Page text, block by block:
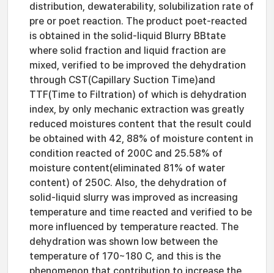
distribution, dewaterability, solubilization rate of
pre or poet reaction. The product poet-reacted
is obtained in the solid-liquid Blurry BBtate
where solid fraction and liquid fraction are
mixed, verified to be improved the dehydration
through CST(Capillary Suction Time)and
TTF(Time to Filtration) of which is dehydration
index, by only mechanic extraction was greatly
reduced moistures content that the result could
be obtained with 42, 88% of moisture content in
condition reacted of 200C and 25.58% of
moisture content(eliminated 81% of water
content) of 250C. Also, the dehydration of
solid-liquid slurry was improved as increasing
temperature and time reacted and verified to be
more influenced by temperature reacted. The
dehydration was shown low between the
temperature of 170~180 C, and this is the